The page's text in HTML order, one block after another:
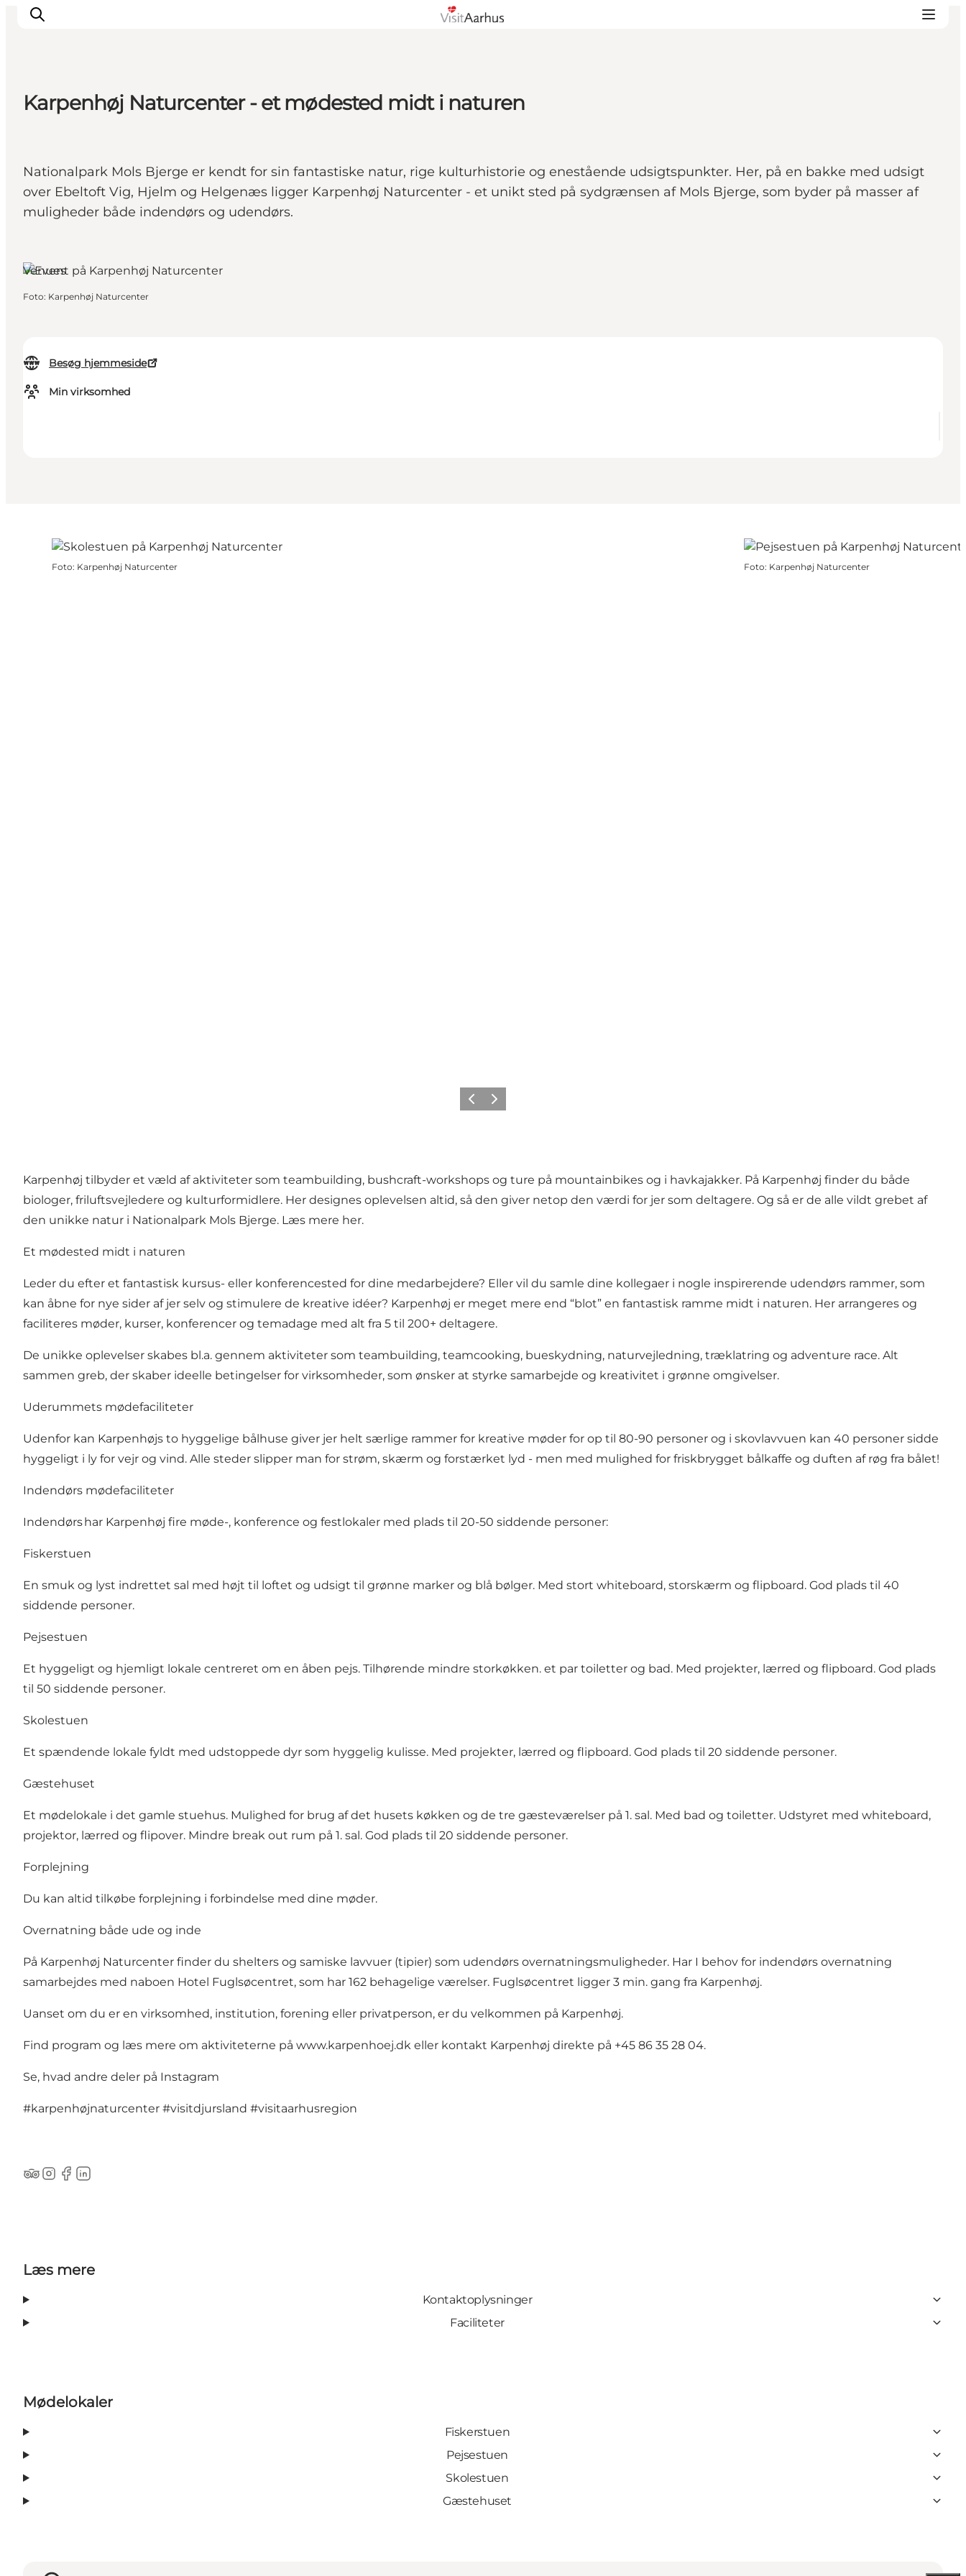
Byer og steder
Planlæg ferien
Transport
Karpenhøj Naturcenter - et mødested midt i naturen
Nationalpark Mols Bjerge er kendt for sin fantastiske natur, rige kulturhistorie og enestående udsigtspunkter. Her, på en bakke med udsigt
over Ebeltoft Vig, Hjelm og Helgenæs ligger Karpenhøj Naturcenter - et unikt sted på sydgrænsen af Mols Bjerge, som byder på masser af
muligheder både indendørs og udendørs.
Besøg hjemmeside
Min virksomhed
Venues
Foto: Karpenhøj Naturcenter
Foto: Karpenhøj Naturcenter Foto: Karpenhøj Naturcenter
ForrigeNæste
Karpenhøj tilbyder et væld af aktiviteter som teambuilding, bushcraft-workshops og ture på mountainbikes og i havkajakker. På Karpenhøj finder du både
biologer, friluftsvejledere og kulturformidlere. Her designes oplevelsen altid, så den giver netop den værdi for jer som deltagere. Og så er de alle vildt grebet af
den unikke natur i Nationalpark Mols Bjerge. Læs mere her.
Et mødested midt i naturen
Leder du efter et fantastisk kursus- eller konferencested for dine medarbejdere? Eller vil du samle dine kollegaer i nogle inspirerende udendørs rammer, som
kan åbne for nye sider af jer selv og stimulere de kreative idéer? Karpenhøj er meget mere end “blot” en fantastisk ramme midt i naturen. Her arrangeres og
faciliteres møder, kurser, konferencer og temadage med alt fra 5 til 200+ deltagere.
De unikke oplevelser skabes bl.a. gennem aktiviteter som teambuilding, teamcooking, bueskydning, naturvejledning, træklatring og adventure race. Alt
sammen greb, der skaber ideelle betingelser for virksomheder, som ønsker at styrke samarbejde og kreativitet i grønne omgivelser.
Uderummets mødefaciliteter
Udenfor kan Karpenhøjs to hyggelige bålhuse giver jer helt særlige rammer for kreative møder for op til 80-90 personer og i skovlavvuen kan 40 personer sidde
hyggeligt i ly for vejr og vind. Alle steder slipper man for strøm, skærm og forstærket lyd - men med mulighed for friskbrygget bålkaffe og duften af røg fra bålet!
Indendørs mødefaciliteter
Indendørs har Karpenhøj fire møde-, konference og festlokaler med plads til 20-50 siddende personer:
Fiskerstuen
En smuk og lyst indrettet sal med højt til loftet og udsigt til grønne marker og blå bølger. Med stort whiteboard, storskærm og flipboard. God plads til 40
siddende personer.
Pejsestuen
Et hyggeligt og hjemligt lokale centreret om en åben pejs. Tilhørende mindre storkøkken. et par toiletter og bad. Med projekter, lærred og flipboard. God plads
til 50 siddende personer.
Skolestuen
Et spændende lokale fyldt med udstoppede dyr som hyggelig kulisse. Med projekter, lærred og flipboard. God plads til 20 siddende personer.
Gæstehuset
Et mødelokale i det gamle stuehus. Mulighed for brug af det husets køkken og de tre gæsteværelser på 1. sal. Med bad og toiletter. Udstyret med whiteboard,
projektor, lærred og flipover. Mindre break out rum på 1. sal. God plads til 20 siddende personer.
Forplejning
Du kan altid tilkøbe forplejning i forbindelse med dine møder.
Overnatning både ude og inde
På Karpenhøj Naturcenter finder du shelters og samiske lavvuer (tipier) som udendørs overnatningsmuligheder. Har I behov for indendørs overnatning
samarbejdes med naboen Hotel Fuglsøcentret, som har 162 behagelige værelser. Fuglsøcentret ligger 3 min. gang fra Karpenhøj.
Uanset om du er en virksomhed, institution, forening eller privatperson, er du velkommen på Karpenhøj.
Find program og læs mere om aktiviteterne på www.karpenhoej.dk eller kontakt Karpenhøj direkte på +45 86 35 28 04.
Se, hvad andre deler på Instagram
#karpenhøjnaturcenter #visitdjursland #visitaarhusregion
TripAdvisor
Instagram
Facebook
LinkedIn
Læs mere
Kontaktoplysninger
Faciliteter
Mødelokaler
Fiskerstuen
Pejsestuen
Skolestuen
Gæstehuset